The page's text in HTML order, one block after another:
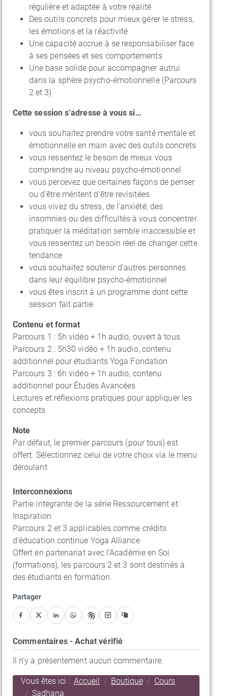
régulière et adaptée à votre réalité
Des outils concrets pour mieux gérer le stress,
les émotions et la réactivité
Une capacité accrue à se responsabiliser face
à ses pensées et ses comportements
Une base solide pour accompagner autrui
dans la sphère psycho-émotionnelle (Parcours
2 et 3)
Cette session s’adresse à vous si…
vous souhaitez prendre votre santé mentale et
émotionnelle en main avec des outils concrets
vous ressentez le besoin de mieux vous
comprendre au niveau psycho-émotionnel
vous percevez que certaines façons de penser
ou d'être méritent d'être revisitées
vous vivez du stress, de l'anxiété, des
insomnies ou des difficultés à vous concentrer
pratiquer la méditation semble inaccessible et
vous ressentez un besoin réel de changer cette
tendance
vous souhaitez soutenir d'autres personnes
dans leur équilibre psycho-émotionnel
vous êtes inscrit à un programme dont cette
session fait partie
Contenu et format
Parcours 1 : 5h vidéo + 1h audio, ouvert à tous
Parcours 2 : 5h30 vidéo + 1h audio, contenu
additionnel pour étudiants Yoga Fondation
Parcours 3 : 6h vidéo + 1h audio, contenu
additionnel pour Études Avancées
Lectures et réflexions pratiques pour appliquer les
concepts
Note
Par défaut, le premier parcours (pour tous) est
offert. Sélectionnez celui de votre choix via le menu
déroulant
Interconnexions
Partie intégrante de la série Ressourcement et
Inspiration
Parcours 2 et 3 applicables comme crédits
d’éducation continue Yoga Alliance
Offert en partenariat avec l’Académie en Soi
(formations), les parcours 2 et 3 sont destinés à
des étudiants en formation.
Partager
Facebook
X LinkedInWhatsApp
PinterestInstagramCopier le lien
Commentaires - Achat vérifié
Il n'y a présentement aucun commentaire.
Vous êtes ici : Accueil Boutique
Cours
Sadhana